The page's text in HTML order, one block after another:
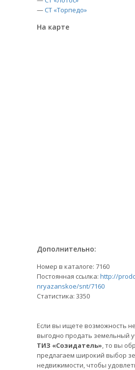
—СТ «Торпедо»
На карте
Дополнительно:
Номер в каталоге: 7160
Постоянная ссылка: http://
nryazanskoe/snt/7160
Статистика: 3350
Если вы ищете возможность
выгодно продать земельный
ТИЗ «Созидатель», то вы
предлагаем широкий выбор
недвижимости, чтобы